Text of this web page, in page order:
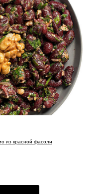
из красной фасоли